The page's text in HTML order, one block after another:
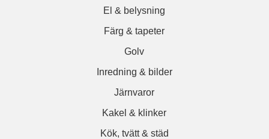
El & belysning
Färg & tapeter
Golv
Inredning & bilder
Järnvaror
Kakel & klinker
Kök, tvätt & städ